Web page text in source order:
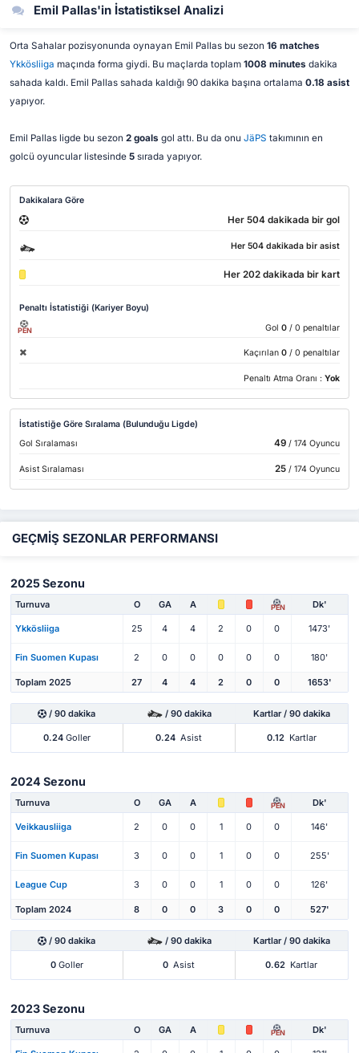
Emil Pallas'in İstatistiksel Analizi
Orta Sahalar pozisyonunda oynayan Emil Pallas bu sezon 16 matches
Ykkösliiga maçında forma giydi. Bu maçlarda toplam 1008 minutes dakika
sahada kaldı. Emil Pallas sahada kaldığı 90 dakika başına ortalama 0.18 asist
yapıyor.
Emil Pallas ligde bu sezon 2 goals gol attı. Bu da onu JäPS takımının en
golcü oyuncular listesinde 5sırada yapıyor.
Dakikalara Göre
Her 504 dakikada bir gol
Her 504 dakikada bir asist
Her 202 dakikada bir kart
Penaltı İstatistiği (Kariyer Boyu)
PEN Gol 0 / 0 penaltılar
Kaçırılan 0 / 0 penaltılar
Penaltı Atma Oranı : Yok
İstatistiğe Göre Sıralama (Bulunduğu Ligde)
Gol Sıralaması
49/ 174 Oyuncu
Asist Sıralaması 25/ 174 Oyuncu
GEÇMİŞ SEZONLAR PERFORMANSI
2025 Sezonu
Turnuva O GA A PEN Dk'
Ykkösliiga 25 4 4 2 0 0 1473'
Fin Suomen Kupası 2 0 0 0 0 0 180'
Toplam 2025 27 4 4 2 0 0 1653'
/ 90 dakika / 90 dakika Kartlar / 90 dakika
0.24Goller 0.24 Asist 0.12 Kartlar
2024 Sezonu
Turnuva O GA A PEN Dk'
Veikkausliiga 2 0 0 1 0 0 146'
Fin Suomen Kupası 3 0 0 1 0 0 255'
League Cup 3 0 0 1 0 0 126'
Toplam 2024 8 0 0 3 0 0 527'
/ 90 dakika / 90 dakika Kartlar / 90 dakika
0Goller 0 Asist 0.62 Kartlar
2023 Sezonu
Turnuva O GA A PEN Dk'